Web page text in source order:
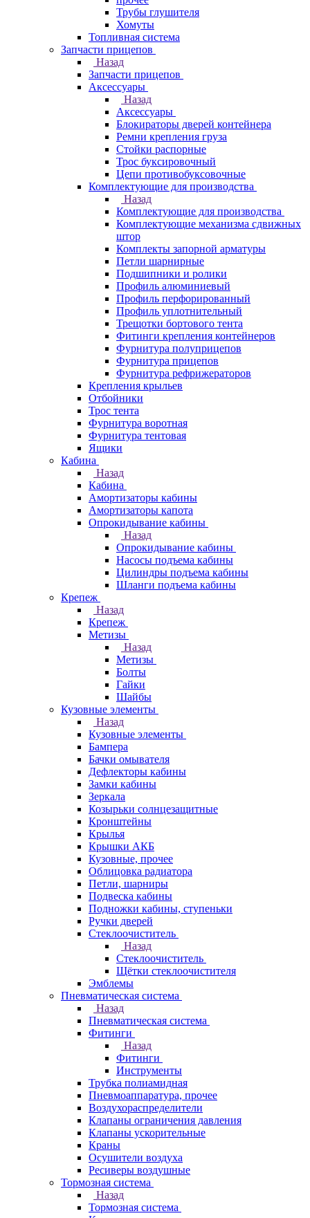
Трубы глушителя
Хомуты
Топливная система
Запчасти прицепов
Назад
Запчасти прицепов
Аксессуары
Назад
Аксессуары
Блокираторы дверей контейнера
Ремни крепления груза
Стойки распорные
Трос буксировочный
Цепи противобуксовочные
Комплектующие для производства
Назад
Комплектующие для производства
Комплектующие механизма сдвижных
штор
Комплекты запорной арматуры
Петли шарнирные
Подшипники и ролики
Профиль алюминиевый
Профиль перфорированный
Профиль уплотнительный
Трещотки бортового тента
Фитинги крепления контейнеров
Фурнитура полуприцепов
Фурнитура прицепов
Фурнитура рефрижераторов
Крепления крыльев
Отбойники
Трос тента
Фурнитура воротная
Фурнитура тентовая
Ящики
Кабина
Назад
Кабина
Амортизаторы кабины
Амортизаторы капота
Опрокидывание кабины
Назад
Опрокидывание кабины
Насосы подъема кабины
Цилиндры подъема кабины
Шланги подъема кабины
Крепеж
Назад
Крепеж
Метизы
Назад
Метизы
Болты
Гайки
Шайбы
Кузовные элементы
Назад
Кузовные элементы
Бампера
Бачки омывателя
Дефлекторы кабины
Замки кабины
Зеркала
Козырьки солнцезащитные
Кронштейны
Крылья
Крышки АКБ
Кузовные, прочее
Облицовка радиатора
Петли, шарниры
Подвеска кабины
Подножки кабины, ступеньки
Ручки дверей
Стеклоочиститель
Назад
Стеклоочиститель
Щётки стеклоочистителя
Эмблемы
Пневматическая система
Назад
Пневматическая система
Фитинги
Назад
Фитинги
Инструменты
Трубка полиамидная
Пневмоаппаратура, прочее
Воздухораспределители
Клапаны ограничения давления
Клапаны ускорительные
Краны
Осушители воздуха
Ресиверы воздушные
Тормозная система
Назад
Тормозная система